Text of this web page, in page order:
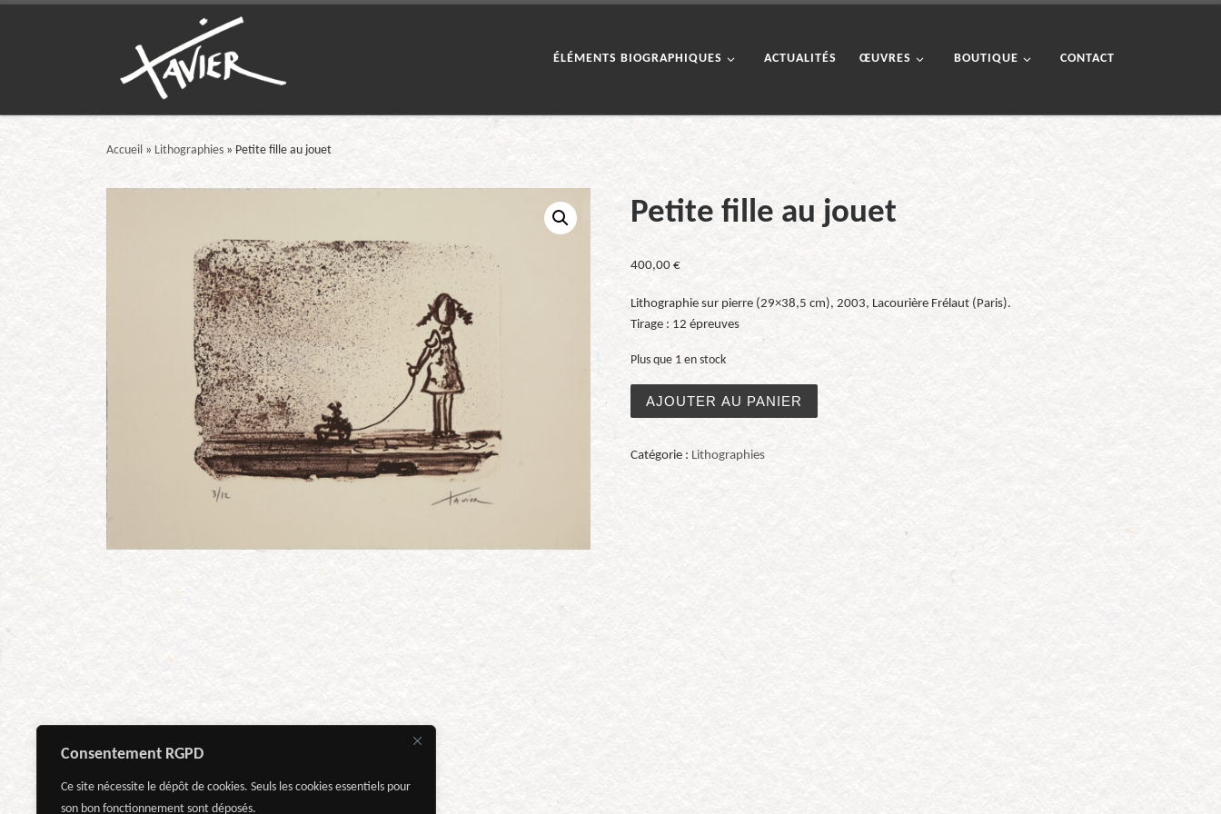
Consentement RGPD
Ce site nécessite le dépôt de cookies. Seuls les cookies essentiels pour
son bon fonctionnement sont déposés.
ÉLÉMENTS BIOGRAPHIQUES ACTUALITÉS ŒUVRES BOUTIQUE CONTACT
Accueil » Lithographies » Petite fille au jouet
Petite fille au jouet
400,00€
Lithographie sur pierre (29×38,5 cm), 2003, Lacourière Frélaut (Paris).
Tirage : 12 épreuves
Plus que 1 en stock
AJOUTER AU PANIER
Catégorie : Lithographies